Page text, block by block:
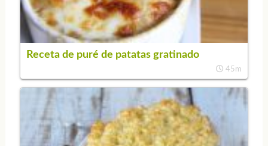
Receta de puré de patatas gratinado
45m